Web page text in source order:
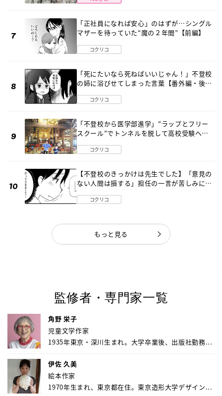
「正社員になれば安心」のはずが…シングル
マザーを待っていた“魔の２年間”【前編】
コクリコ
「死にたいなら死ねばいいじゃん！」不登校
の姉に浴びせてしまった言葉【番外編・後
コクリコ
「不登校から医学部進学」“ラップとフリー
スクール”でトンネルを脱して高校受験へ
コクリコ
【不登校のきっかけは先生でした】「意見の
ない人間は損する」担任の一言が苦しみに…
コクリコ
もっと見る
監修者・専門家一覧
角野 栄子
児童文学作家
1935年東京・深川生まれ。大学卒業後、出版社勤務...
伊佐 久美
絵本作家
1970年生まれ、東京都在住。東京造形大学デザイン...